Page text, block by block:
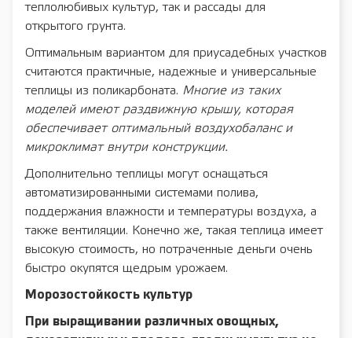
теплолюбивых культур, так и рассады для
открытого грунта.
Оптимальным вариантом для приусадебных участков
считаются практичные, надежные и универсальные
теплицы из поликарбоната. Многие из таких
моделей имеют раздвижную крышу, которая
обеспечивает оптимальный воздухобаланс и
микроклимат внутри конструкции.
Дополнительно теплицы могут оснащаться
автоматизированными системами полива,
поддержания влажности и температуры воздуха, а
также вентиляции. Конечно же, такая теплица имеет
высокую стоимость, но потраченные деньги очень
быстро окупятся щедрым урожаем.
Морозостойкость культур
При выращивании различных овощных,